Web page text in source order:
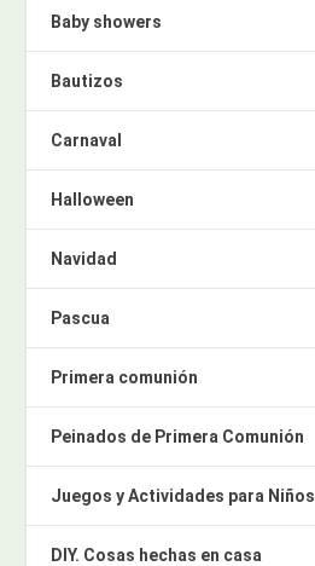
Baby showers
Bautizos
Carnaval
Halloween
Navidad
Pascua
Primera comunión
Peinados de Primera Comunión
Juegos y Actividades para Niños
DIY. Cosas hechas en casa